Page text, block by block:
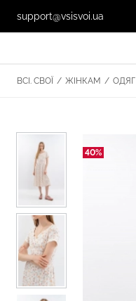
support@vsisvoi.ua
ВСІ. СВОЇ / ЖІНКАМ / ОДЯГ
40%